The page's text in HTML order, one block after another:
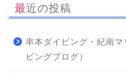
最近の投稿
串本ダイビング・紀南
ビングブログ）